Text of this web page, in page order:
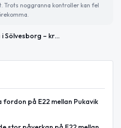
Trots noggranna kontroller kan fel
Brand i villa i Sölvesborg – kraftig rökutveckling från källare
på E22 mellan Pukavik